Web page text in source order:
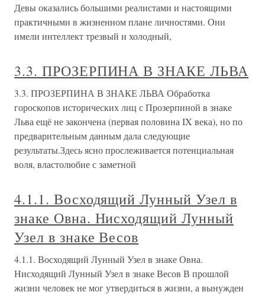
Девы оказались большими реалистами и настоящими
практичными в жизненном плане личностями. Они
имели интеллект трезвый и холодный,
3.3. ПРОЗЕРПИНА В ЗНАКЕ ЛЬВА
3.3. ПРОЗЕРПИНА В ЗНАКЕ ЛЬВА Обработка
гороскопов исторических лиц с Прозерпиной в знаке
Льва ещё не закончена (первая половина IX века), но по
предварительным данным дала следующие
результаты.Здесь ясно прослеживается потенциальная
воля, властолюбие с заметной
4.1.1. Восходящий Лунный Узел в
знаке Овна. Нисходящий Лунный
Узел в знаке Весов
4.1.1. Восходящий Лунный Узел в знаке Овна.
Нисходящий Лунный Узел в знаке Весов В прошлой
жизни человек не мог утвердиться в жизни, а вынужден